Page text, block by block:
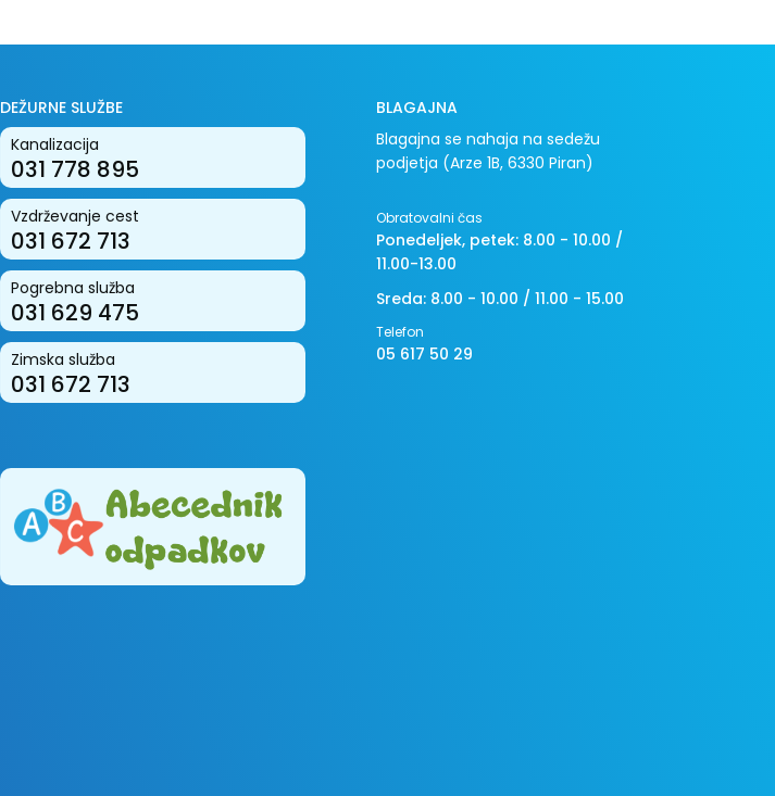
DEŽURNE SLUŽBE
Kanalizacija
031 778 895
Vzdrževanje cest
031 672 713
Pogrebna služba
031 629 475
Zimska služba
031 672 713
BLAGAJNA
Blagajna se nahaja na sedežu
podjetja (Arze 1B, 6330 Piran)
Obratovalni čas
Ponedeljek, petek: 8.00 - 10.00 /
11.00-13.00
Sreda: 8.00 - 10.00 / 11.00 - 15.00
Telefon
05 617 50 29